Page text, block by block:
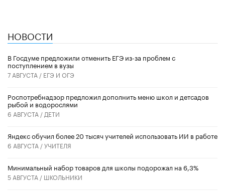
НОВОСТИ
В Госдуме предложили отменить ЕГЭ из-за проблем с
поступлением в вузы
7 АВГУСТА / ЕГЭ И ОГЭ
Роспотребнадзор предложил дополнить меню школ и детсадов
рыбой и водорослями
6 АВГУСТА / ДЕТИ
​Яндекс обучил более 20 тысяч учителей использовать ИИ в работе
6 АВГУСТА /УЧИТЕЛЯ
Минимальный набор товаров для школы подорожал на 6,3%
5 АВГУСТА / ШКОЛЬНИКИ